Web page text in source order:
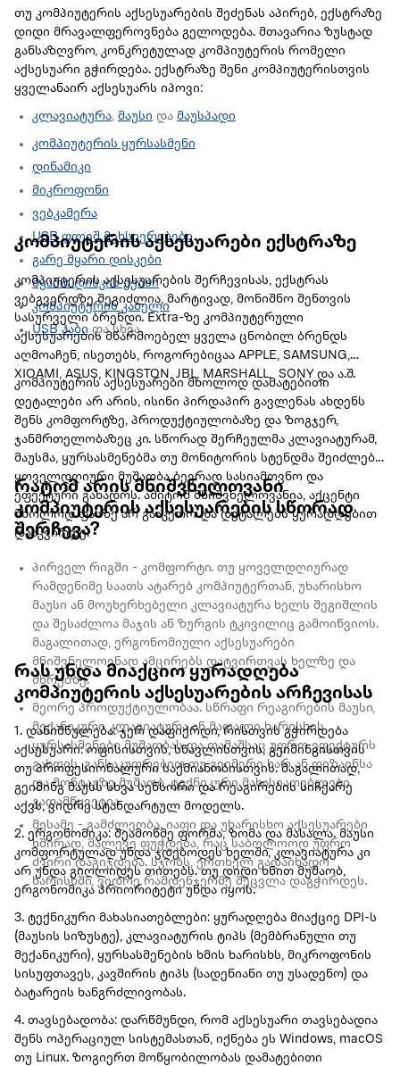
თუ კომპიუტერის აქსესუარების შეძენას აპირებ, ექსტრაზე
დიდი მრავალფეროვნება გელოდება. მთავარია ზუსტად
განსაზღვრო, კონკრეტულად კომპიუტერის რომელი
აქსესუარი გჭირდება. ექსტრაზე შენი კომპიუტერისთვის
ყველანაირ აქსესუარს იპოვი:
კლავიატურა, მაუსი და მაუსპადი
კომპიუტერის ყურსასმენი
დინამიკი
მიკროფონი
ვებკამერა
USB ფლეშ მეხსიერებები
გარე მყარი დისკები
მყარი დისკის ქეისი
კომპიუტერის კაბელი
USB ჰაბი და სხვა.
კომპიუტერის აქსესუარები ექსტრაზე
კომპიუტერის აქსესუარების შერჩევისას, ექსტრას
ვებგვერდზე შეგიძლია, მარტივად, მონიშნო შენთვის
სასურველი ბრენდი. Extra-ზე კომპიუტერული
აქსესუარების მწარმოებელ ყველა ცნობილ ბრენდს
აღმოაჩენ, ისეთებს, როგორებიცაა APPLE, SAMSUNG,
XIOAMI, ASUS, KINGSTON, JBL, MARSHALL, SONY და ა.შ.
კომპიუტერის აქსესუარები მხოლოდ დამატებითი
დეტალები არ არის, ისინი პირდაპირ გავლენას ახდენს
შენს კომფორტზე, პროდუქტიულობაზე და ზოგჯერ,
ჯანმრთელობაზეც კი. სწორად შერჩეულმა კლავიატურამ,
მაუსმა, ყურსასმენებმა თუ მონიტორის სტენდმა შეიძლება
ყოველდღიური მუშაობა ბევრად სასიამოვნო და
ეფექტური გახადოს. ამიტომ მნიშვნელოვანია, აქცენტი
მხოლოდ ფასზე არ გააკეთო და დეტალებს ყურადღებით
დააკვირდე.
რატომ არის მნიშვნელოვანი
კომპიუტერის აქსესუარების სწორად
შერჩევა?
პირველ რიგში - კომფორტი. თუ ყოველდღიურად
რამდენიმე საათს ატარებ კომპიუტერთან, უხარისხო
მაუსი ან მოუხერხებელი კლავიატურა ხელს შეგიშლის
და შესაძლოა მაჯის ან ზურგის ტკივილიც გამოიწვიოს.
მაგალითად, ერგონომიული აქსესუარები
მნიშვნელოვნად ამცირებს დატვირთვას ხელზე და
მხრებზე.
მეორე პროდუქტიულობაა. სწრაფი რეაგირების მაუსი,
მექანიკური კლავიატურა ან მაღალი ხარისხის
ყურსასმენები მუშაობას და თამაშსაც უფრო ეფექტურს
გახდის. განსაკუთრებით თუ გეიმერი ხარ ან დიზაინსა
და მონტაჟზე მუშაობ, ტექნიკური მახასიათებლები
გადამწყვეტია.
მესამე - გამძლეობა. იაფი და უხარისხო აქსესუარები
ხშირად, მალევე ფუჭდება, რაც საბოლოოდ უფრო
ძვირი დაგიჯდება. სჯობს, ერთხელ გადაიხადო
ხარისხში, ვიდრე რამდენჯერმე შეცვლა დაგჭირდეს.
რას უნდა მიაქციო ყურადღება
კომპიუტერის აქსესუარების არჩევისას
1. დანიშნულება: ჯერ დაფიქრდი, რისთვის გჭირდება
აქსესუარი: ოფისისთვის, სწავლისთვის, გეიმინგისთვის
თუ პროფესიონალური საქმიანობისთვის. მაგალითად,
გეიმინგ მაუსს სხვა სენსორი და რეაგირების სიჩქარე
აქვს, ვიდრე სტანდარტულ მოდელს.
2. ერგონომიკა: შეამოწმე ფორმა, ზომა და მასალა. მაუსი
კომფორტულად უნდა ჯდებოდეს ხელში, კლავიატურა კი
არ უნდა გიღლიდეს თითებს. თუ დიდი ხნით მუშაობ,
ერგონომიკა პრიორიტეტი უნდა იყოს.
3. ტექნიკური მახასიათებლები: ყურადღება მიაქციე DPI-ს
(მაუსის სიზუსტე), კლავიატურის ტიპს (მემბრანული თუ
მექანიკური), ყურსასმენების ხმის ხარისხს, მიკროფონის
სისუფთავეს, კავშირის ტიპს (სადენიანი თუ უსადენო) და
ბატარეის ხანგრძლივობას.
4. თავსებადობა: დარწმუნდი, რომ აქსესუარი თავსებადია
შენს ოპერაციულ სისტემასთან, იქნება ეს Windows, macOS
თუ Linux. ზოგიერთ მოწყობილობას დამატებითი